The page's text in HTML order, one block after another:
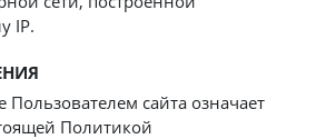
IP.
Пользователем сайта означает
Политикой